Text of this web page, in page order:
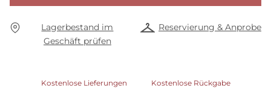
Lagerbestand im
Geschäft prüfen
Reservierung & Anprobe
Kostenlose Lieferungen Kostenlose Rückgabe